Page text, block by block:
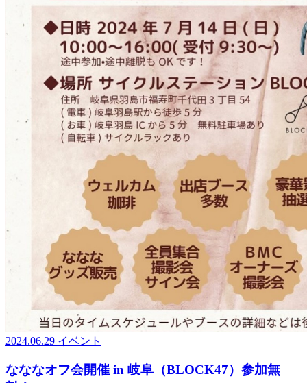
2024.06.29 イベント
なななオフ会開催 in 岐阜（BLOCK47）参加無